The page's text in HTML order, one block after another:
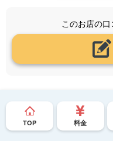
このお店の口
TOP 料金